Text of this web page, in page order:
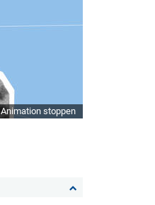
Animation stoppen